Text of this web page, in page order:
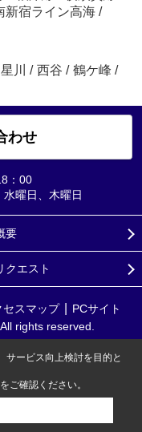
新宿ライン高海 /
星川 / 西谷 / 鶴ケ峰 /
わせ
：00
曜日、木曜日
要
クエスト
セスマップ
PCサイト
rights reserved.
サービス向上検討を目的と
をご確認ください。